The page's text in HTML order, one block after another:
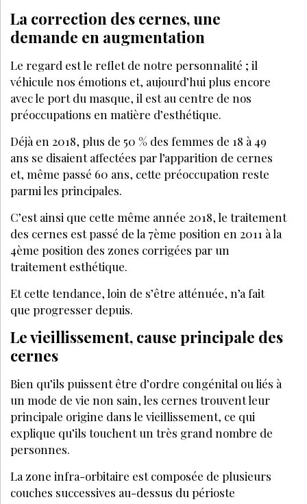
La correction des cernes, une
demande en augmentation
Le regard est le reflet de notre personnalité ; il
véhicule nos émotions et, aujourd’hui plus encore
avec le port du masque, il est au centre de nos
préoccupations en matière d’esthétique.
Déjà en 2018, plus de 50 % des femmes de 18 à 49
ans se disaient affectées par l’apparition de cernes
et, même passé 60 ans, cette préoccupation reste
parmi les principales.
C’est ainsi que cette même année 2018, le traitement
des cernes est passé de la 7ème position en 2011 à la
4ème position des zones corrigées par un
traitement esthétique.
Et cette tendance, loin de s’être atténuée, n’a fait
que progresser depuis.
Le vieillissement, cause principale des
cernes
Bien qu’ils puissent être d’ordre congénital ou liés à
un mode de vie non sain, les cernes trouvent leur
principale origine dans le vieillissement, ce qui
explique qu’ils touchent un très grand nombre de
personnes.
La zone infra-orbitaire est composée de plusieurs
couches successives au-dessus du périoste